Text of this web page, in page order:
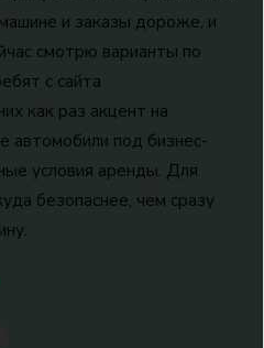
и заказы дороже, и
смотрю варианты по
с сайта
как раз акцент на
автомобили под бизнес-
условия аренды. Для
безопаснее, чем сразу